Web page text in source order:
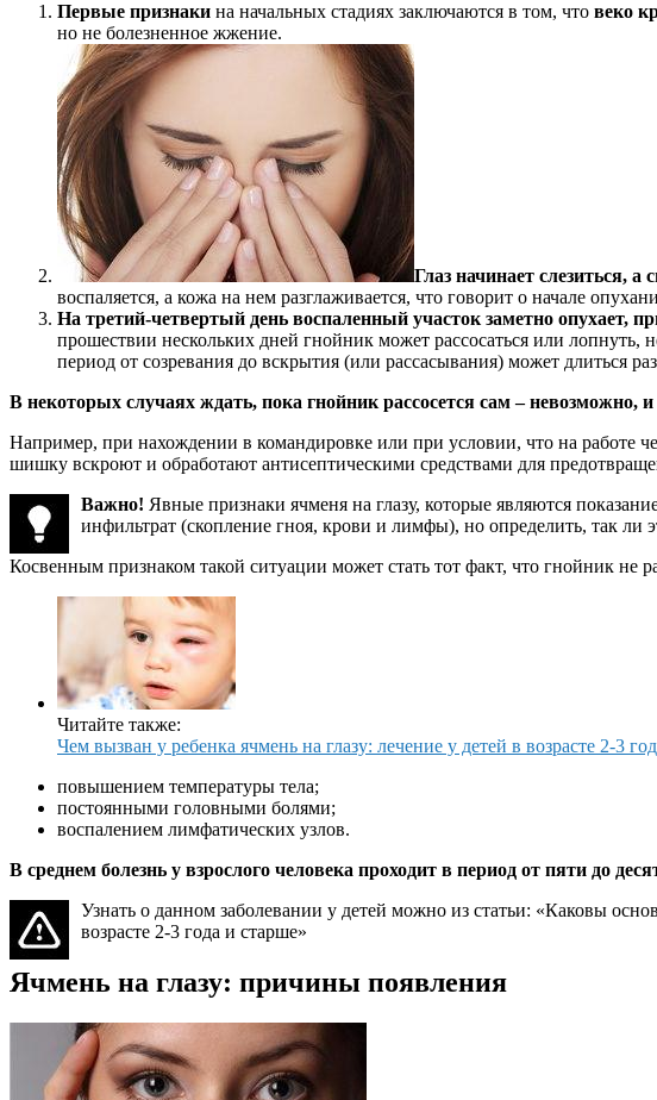
Первые признаки на начальных стадиях заключаются в том, что веко
но не болезненное жжение.
Глаз начинает слезиться,
воспаляется, а кожа на нем разглаживается, что говорит о начале
На третий-четвертый день воспаленный участок заметно
прошествии нескольких дней гнойник может рассосаться или лопнуть,
период от созревания до вскрытия (или рассасывания) может длиться
В некоторых случаях ждать, пока гнойник рассосется сам – невозможно,
Например, при нахождении в командировке или при условии, что на работе
шишку вскроют и обработают антисептическими средствами для
Важно! Явные признаки ячменя на глазу, которые являются
инфильтрат (скопление гноя, крови и лимфы), но определить, так ли
Косвенным признаком такой ситуации может стать тот факт, что гнойник не
Читайте также:
Чем вызван у ребенка ячмень на глазу: лечение у детей в возрасте 2-3
повышением температуры тела;
постоянными головными болями;
воспалением лимфатических узлов.
В среднем болезнь у взрослого человека проходит в период от пяти до
Узнать о данном заболевании у детей можно из статьи: «Каковы
возрасте 2-3 года и старше»
Ячмень на глазу: причины появления